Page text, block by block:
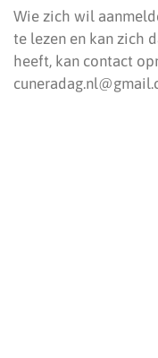
Wie zich wil
te lezen en kan zich
heeft, kan contact